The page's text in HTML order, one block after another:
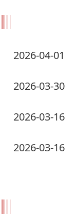
2026-04-01
2026-03-30
2026-03-16
2026-03-16